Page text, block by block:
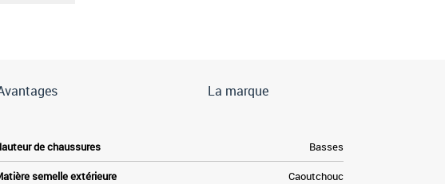
La marque
de chaussures Basses
semelle extérieure Caoutchouc